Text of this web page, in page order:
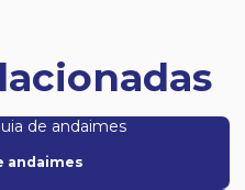
andaimes